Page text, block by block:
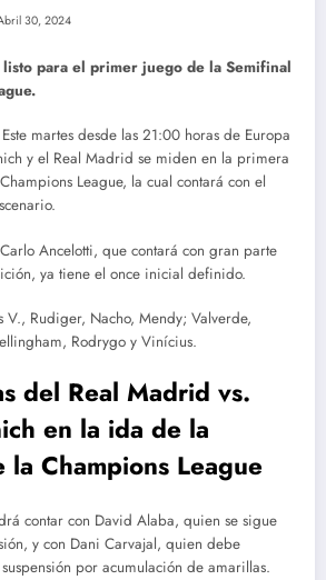
30, 2024
listo para el primer juego de la Semifinal
martes desde las 21:00 horas de Europa
y el Real Madrid se miden en la primera
League, la cual contará con el
Ancelotti, que contará con gran parte
ya tiene el once inicial definido.
V., Rudiger, Nacho, Mendy; Valverde,
Rodrygo y Vinícius.
del Real Madrid vs.
en la ida de la
la Champions League
contar con David Alaba, quien se sigue
y con Dani Carvajal, quien debe
por acumulación de amarillas.